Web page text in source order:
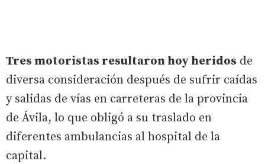
Tres motoristas resultaron hoy heridos de
diversa consideración después de sufrir caídas
y salidas de vías en carreteras de la provincia
de Ávila, lo que obligó a su traslado en
diferentes ambulancias al hospital de la
capital.